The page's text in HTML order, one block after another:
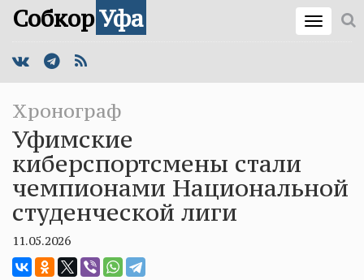
СобкорУфа
Хронограф
Уфимские
киберспортсмены стали
чемпионами Национальной
студенческой лиги
11.05.2026